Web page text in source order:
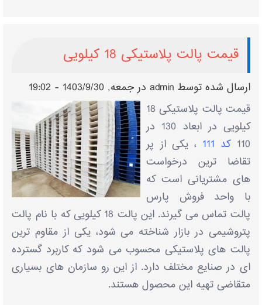
قیمت پالت پلاستیکی 18 کیلویی
ارسال شده توسطadmin در جمعه, 1403/9/30 - 19:02
قیمت پالت پلاستیکی 18
کیلویی در ابعاد 130 در
110 کد 111
، یکی از پر
تقاضا ترین درخواست
های مشتریانی است که
با واحد فروش پارس
پالت تماس می گیرند. این پالت 18 کیلویی که با نام پالت
پتروشیمی در بازار شناخته می شود، یکی از مقاوم ترین
پالت های پلاستیکی محسوب می شود که کاربرد گسترده
ای در صنایع مختلف دارد. از این رو سازمان های بسیاری
متقاضی تهیه این محصول هستند.